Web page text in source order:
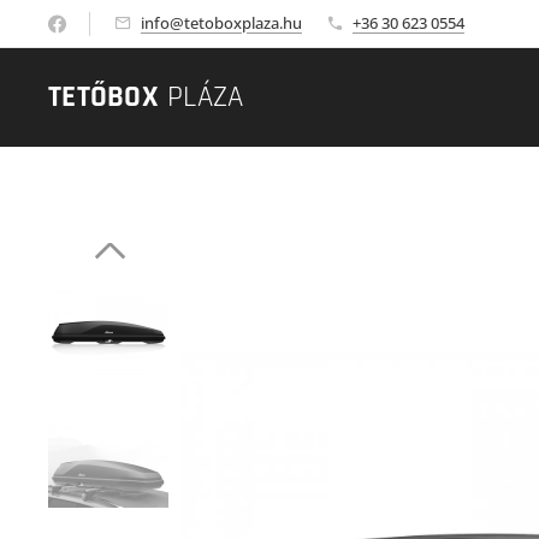
info@tetoboxplaza.hu +36 30 623 0554
TETŐBOX PLÁZA